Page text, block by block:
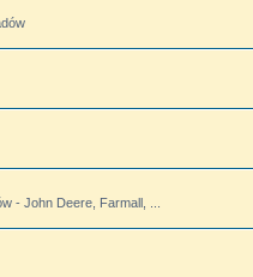
- John Deere, Farmall, ...